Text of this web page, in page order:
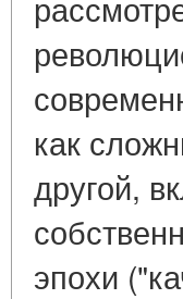
как
другой,
эпохи